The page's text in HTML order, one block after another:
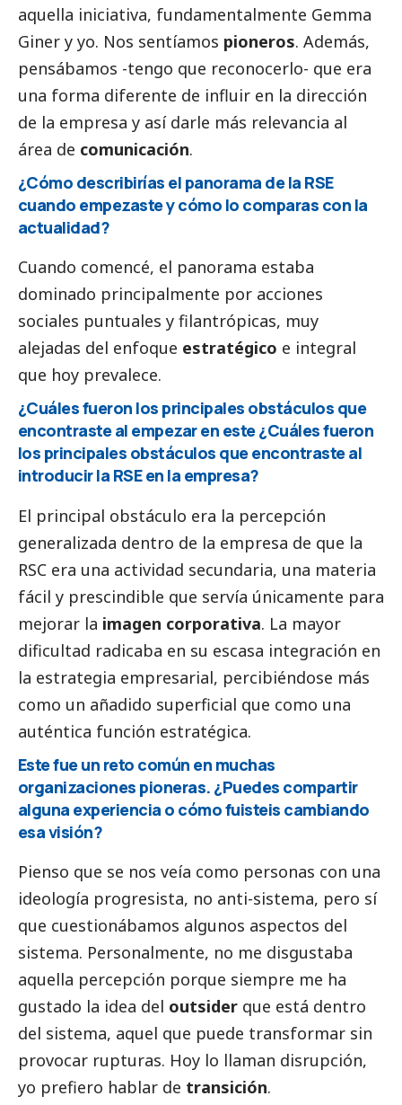
aquella iniciativa, fundamentalmente Gemma
Giner y yo. Nos sentíamos pioneros. Además,
pensábamos -tengo que reconocerlo- que era
una forma diferente de influir en la dirección
de la empresa y así darle más relevancia al
área de comunicación.
¿Cómo describirías el panorama de la RSE
cuando empezaste y cómo lo comparas con la
actualidad?
Cuando comencé, el panorama estaba
dominado principalmente por acciones
sociales puntuales y filantrópicas, muy
alejadas del enfoque estratégico e integral
que hoy prevalece.
¿Cuáles fueron los principales obstáculos que
encontraste al empezar en este ¿Cuáles fueron
los principales obstáculos que encontraste al
introducir la RSE en la empresa?
El principal obstáculo era la percepción
generalizada dentro de la empresa de que la
RSC era una actividad secundaria, una materia
fácil y prescindible que servía únicamente para
mejorar la imagen corporativa. La mayor
dificultad radicaba en su escasa integración en
la estrategia empresarial, percibiéndose más
como un añadido superficial que como una
auténtica función estratégica.
Este fue un reto común en muchas
organizaciones pioneras. ¿Puedes compartir
alguna experiencia o cómo fuisteis cambiando
esa visión?
Pienso que se nos veía como personas con una
ideología progresista, no anti-sistema, pero sí
que cuestionábamos algunos aspectos del
sistema. Personalmente, no me disgustaba
aquella percepción porque siempre me ha
gustado la idea del outsider que está dentro
del sistema, aquel que puede transformar sin
provocar rupturas. Hoy lo llaman disrupción,
yo prefiero hablar de transición.